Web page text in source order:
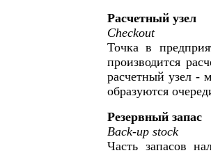
Расчетный узел
Checkout
Точка в
производится
расчетный узел -
образуются
Резервный запас
Back-up stock
Часть запасов